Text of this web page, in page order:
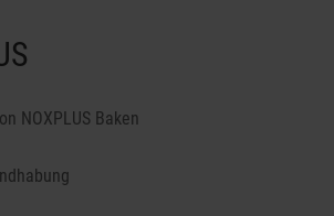
NOXPLUS Baken